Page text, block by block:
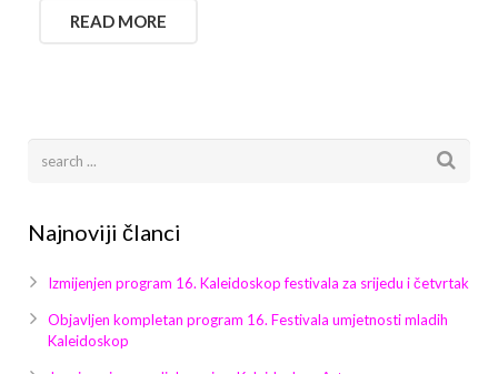
READ MORE
Najnoviji članci
Izmijenjen program 16. Kaleidoskop festivala za srijedu i četvrtak
Objavljen kompletan program 16. Festivala umjetnosti mladih
Kaleidoskop